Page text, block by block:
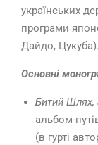
українських
програми
Дайдо, Цукуба).
Основні
Битий Шлях,
альбом-
(в гурті